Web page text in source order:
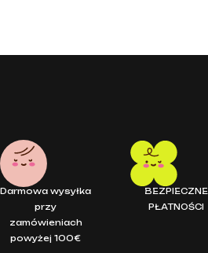
Darmowa wysyłka
przy
zamówieniach
powyżej 100€
BEZPIECZNE
PŁATNOŚCI